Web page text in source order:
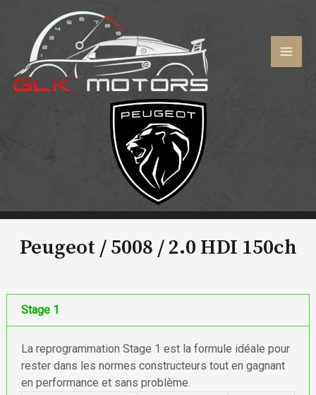
contenu
Peugeot / 5008 /2.0 HDI 150ch
Stage 1
La reprogrammation Stage 1 est la formule idéale pour
rester dans les normes constructeurs tout en gagnant
en performance et sans problème.